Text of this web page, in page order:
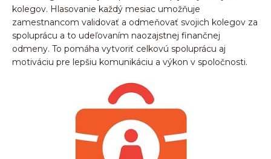
kolegov. Hlasovanie každý mesiac umožňuje
zamestnancom validovať a odmeňovať svojich kolegov za
spoluprácu a to udeľovaním naozajstnej finančnej
odmeny. To pomáha vytvoriť celkovú spoluprácu aj
motiváciu pre lepšiu komunikáciu a výkon v spoločnosti.